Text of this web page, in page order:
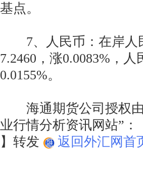
基点。
7、人民币：在岸人
7.2460，涨0.0083%，
0.0155%。
海通期货公司授权由
业行情分析资讯网站”：
】转发
返回外汇网首